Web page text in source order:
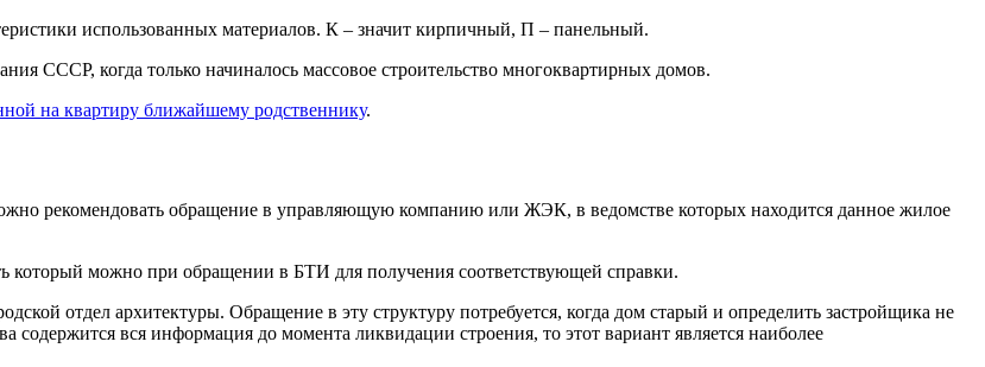
использованных материалов. К – значит кирпичный, П – панельный.
СССР, когда только начиналось массовое строительство многоквартирных домов.
на квартиру ближайшему родственнику.
рекомендовать обращение в управляющую компанию или ЖЭК, в ведомстве которых находится данное жилое
который можно при обращении в БТИ для получения соответствующей справки.
отдел архитектуры. Обращение в эту структуру потребуется, когда дом старый и определить застройщика не
содержится вся информация до момента ликвидации строения, то этот вариант является наиболее